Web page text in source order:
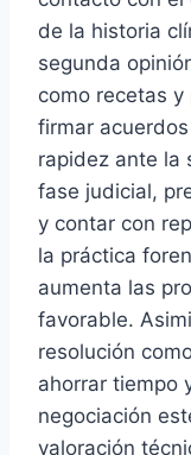
de la historia
segunda
como recetas
firmar
rapidez ante la
fase judicial,
y contar con
la práctica
aumenta las
favorable.
resolución
ahorrar tiempo
negociación
valoración